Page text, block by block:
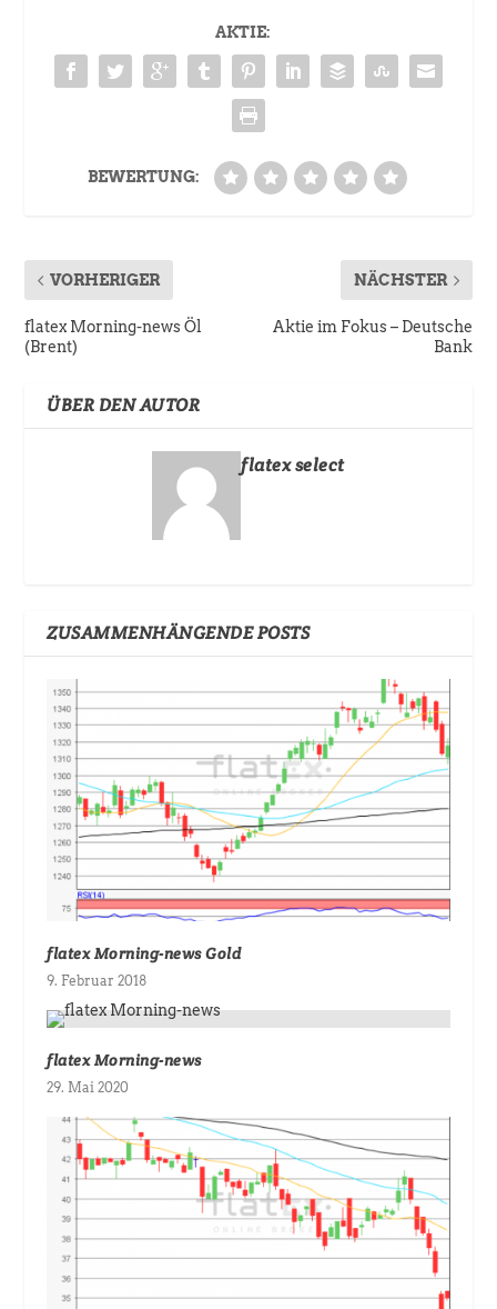
AKTIE:
BEWERTUNG:
VORHERIGER
flatex Morning-news Öl
(Brent)
NÄCHSTER
Aktie im Fokus – Deutsche
Bank
ÜBER DEN AUTOR
flatex select
ZUSAMMENHÄNGENDE POSTS
flatex Morning-news Gold
9. Februar 2018
flatex Morning-news
29. Mai 2020